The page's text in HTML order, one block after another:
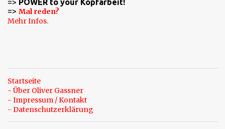
r
e
=> POWER to your Kopfarbeit!
=> Mal reden?
Mehr Infos.
Startseite
- Über Oliver Gassner
- Impressum / Kontakt
- Datenschutzerklärung